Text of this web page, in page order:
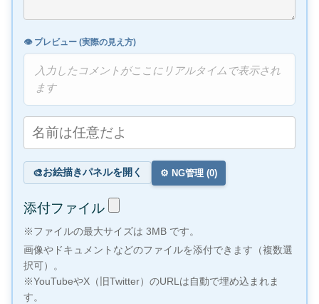
👁️ プレビュー (実際の見え方)
入力したコメントがここにリアルタイムで表示され
ます
🎨お絵描きパネルを開く ⚙️ NG管理 (0)
添付ファイル
※ファイルの最大サイズは 3MB です。
画像やドキュメントなどのファイルを添付できます（複数選
択可）。
※YouTubeやX（旧Twitter）のURLは自動で埋め込まれま
す。